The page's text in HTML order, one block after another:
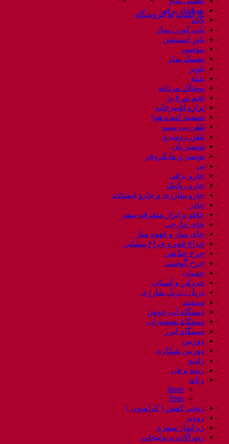
بازگشت به فروشگاه
بند انداز برقی
پابند
پاپ کورن ساز
پاور استیشن
پتوشور
پشمک ساز
پلوپز
پنکه
پوشاک مردانه
تخم مرغ پز
ترازو آشپزخانه
تصفیه کننده هوا
تلفن بی سیم
تلفن رومیزی
توستر نان
توستر و مایکروفر
تی
جارو برقی
جارو رباتیک
جارو شارژی و جارو ایستاده
چادر
چاقو و ابزار متفرقه سفر
چای خارجی
چای ساز و قهوه ساز
چراغ قوه و چراغ پیشانی
چرخ خیاطی
چرخ گوشت
چمدان
خردکن و آسیاب
دریل / دریل شارژی
دستبند
دستگاه اب جوش
دستگاه تصفیه اب
دستگاه لیزر
دوربین
دوربین شکاری
رادیو
رنده برقی
زنانه
Jeans
Tops
زنجیر کفش ( کرامپون )
زودپز
زیرانداز سفری
زیورآلات و بدلیجات